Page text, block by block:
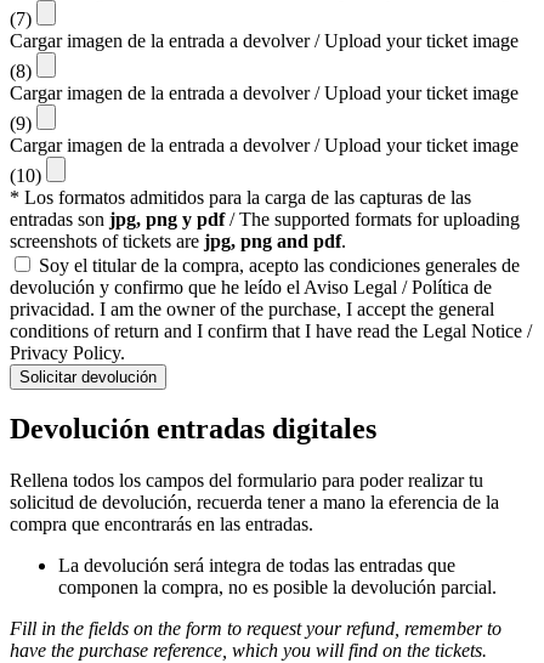
(7)
Cargar imagen de la entrada a devolver / Upload your ticket image
(8)
Cargar imagen de la entrada a devolver / Upload your ticket image
(9)
Cargar imagen de la entrada a devolver / Upload your ticket image
(10)
* Los formatos admitidos para la carga de las capturas de las
entradas son jpg, png y pdf/ The supported formats for uploading
screenshots of tickets are jpg, png and pdf.
Soy el titular de la compra, acepto las condiciones generales de
devolución y confirmo que he leído el Aviso Legal / Política de
privacidad. I am the owner of the purchase, I accept the general
conditions of return and I confirm that I have read the Legal Notice /
Privacy Policy.
Solicitar devolución
Devolución entradas digitales
Rellena todos los campos del formulario para poder realizar tu
solicitud de devolución, recuerda tener a mano la eferencia de la
compra que encontrarás en las entradas.
La devolución será integra de todas las entradas que
componen la compra, no es posible la devolución parcial.
Fill in the fields on the form to request your refund, remember to
have the purchase reference, which you will find on the tickets.